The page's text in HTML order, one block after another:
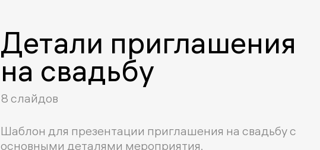
Детали приглашения
на свадьбу
8 слайдов
Шаблон для презентации приглашения на свадьбу с
основными деталями мероприятия.